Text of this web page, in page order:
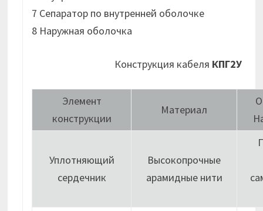
7 Сепаратор по внутренней оболочке
8 Наружная оболочка
Конструкция кабеля КПГ2У
Элемент
конструкции
Материал
Уплотняющий
сердечник
Высокопрочные
арамидные нити